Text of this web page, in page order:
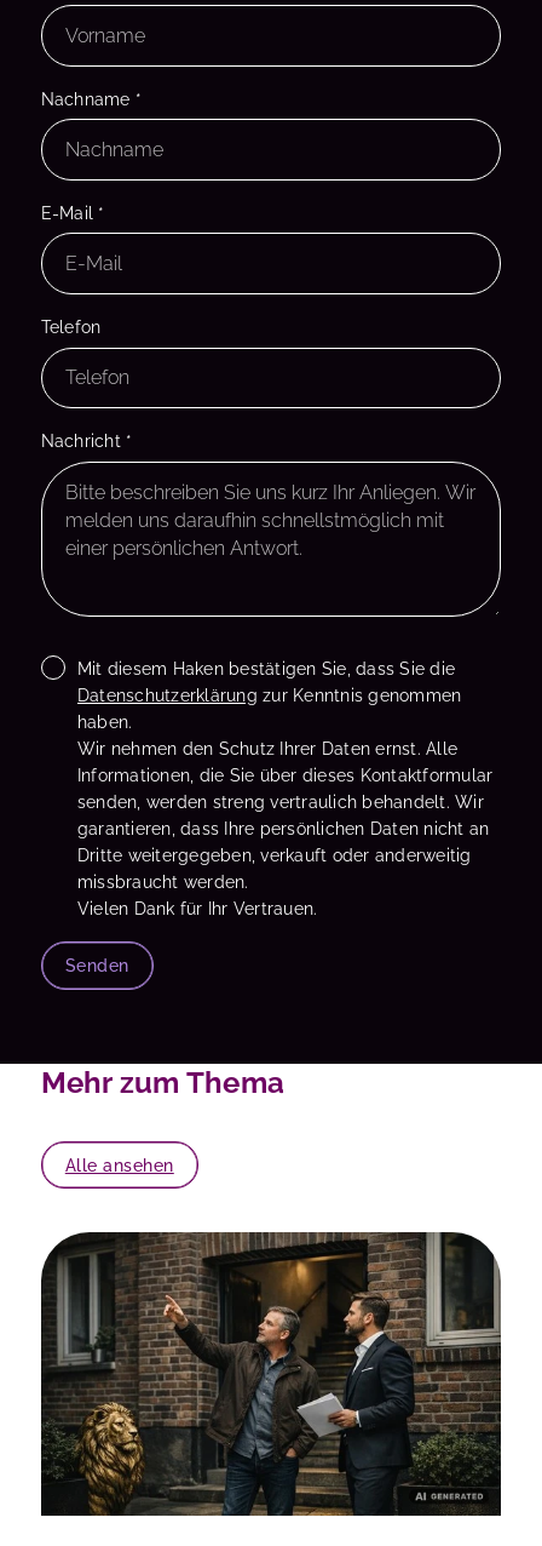
Nachname *
E-Mail *
Telefon
Nachricht *
Mit diesem Haken bestätigen Sie, dass Sie die
Datenschutzerklärung zur Kenntnis genommen
haben.
Wir nehmen den Schutz Ihrer Daten ernst. Alle
Informationen, die Sie über dieses Kontaktformular
senden, werden streng vertraulich behandelt. Wir
garantieren, dass Ihre persönlichen Daten nicht an
Dritte weitergegeben, verkauft oder anderweitig
missbraucht werden.
Vielen Dank für Ihr Vertrauen.
Senden
Mehr zum Thema
Alle ansehen